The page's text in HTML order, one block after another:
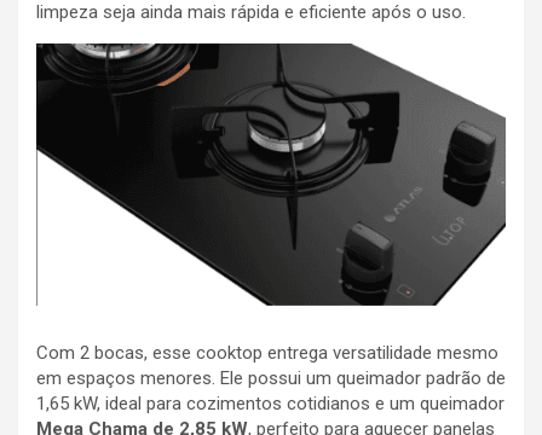
limpeza seja ainda mais rápida e eficiente após o uso.
Com 2 bocas, esse cooktop entrega versatilidade mesmo
em espaços menores. Ele possui um queimador padrão de
1,65 kW, ideal para cozimentos cotidianos e um queimador
Mega Chama de 2,85 kW, perfeito para aquecer panelas